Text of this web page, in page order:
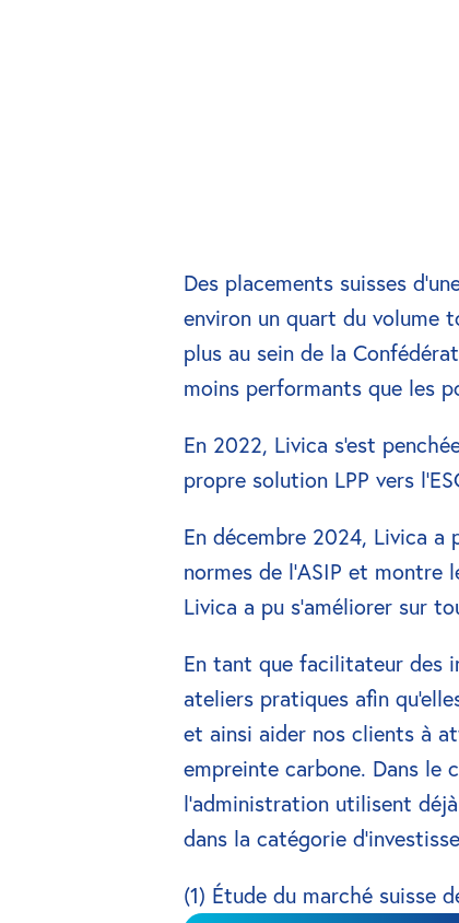
Des placements suisses
environ un quart du volume
plus au sein de la
moins performants que les
En 2022, Livica s'est
propre solution LPP vers
En décembre 2024, Livica
normes de l'ASIP et montre
Livica a pu s'améliorer sur
En tant que facilitateur des
ateliers pratiques afin
et ainsi aider nos clients à
empreinte carbone. Dans le
l'administration utilisent
dans la catégorie
(1) Étude du marché suisse